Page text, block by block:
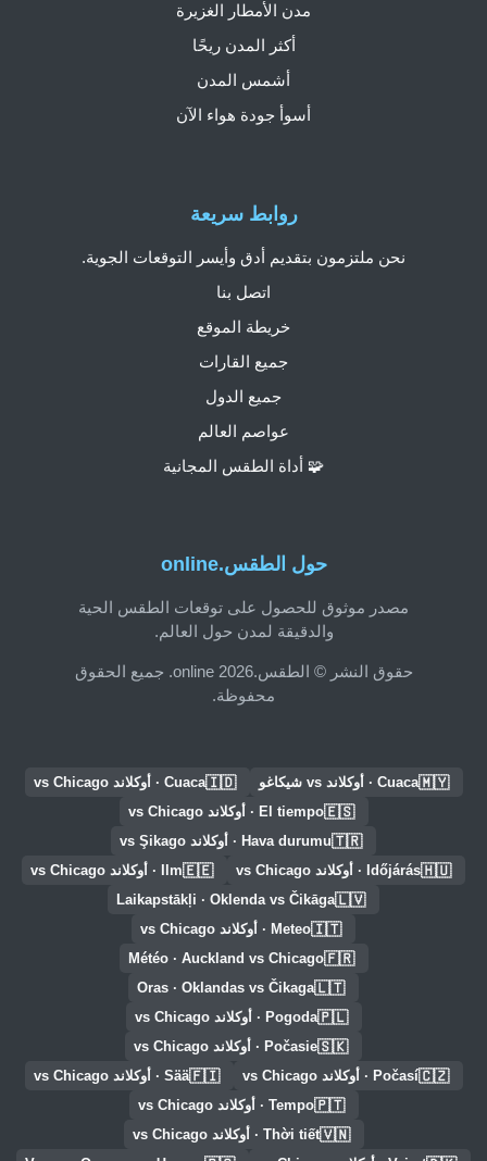
حول الطقس.online
مصدر موثوق للحصول على توقعات الطقس الحية
والدقيقة لمدن حول العالم.
حقوق النشر © الطقس.online 2026. جميع الحقوق
محفوظة.
روابط سريعة
نحن ملتزمون بتقديم أدق وأيسر التوقعات الجوية.
اتصل بنا
خريطة الموقع
جميع القارات
جميع الدول
عواصم العالم
🧩 أداة الطقس المجانية
مدن الأمطار الغزيرة
أكثر المدن ريحًا
أشمس المدن
أسوأ جودة هواء الآن
🇲🇾Cuaca · أوكلاند vs شيكاغو 🇮🇩Cuaca · أوكلاند vs Chicago
🇪🇸El tiempo · أوكلاند vs Chicago
🇹🇷Hava durumu · أوكلاند vs Şikago
🇭🇺Időjárás · أوكلاند vs Chicago 🇪🇪Ilm · أوكلاند vs Chicago
🇱🇻
Laikapstākļi · Oklenda vs Čikāga
🇮🇹Meteo · أوكلاند vs Chicago
🇫🇷
Météo · Auckland vs Chicago
🇱🇹
Oras · Oklandas vs Čikaga
🇵🇱Pogoda · أوكلاند vs Chicago
🇸🇰Počasie · أوكلاند vs Chicago
🇨🇿Počasí · أوكلاند vs Chicago 🇫🇮Sää · أوكلاند vs Chicago
🇵🇹Tempo · أوكلاند vs Chicago
🇻🇳Thời tiết · أوكلاند vs Chicago